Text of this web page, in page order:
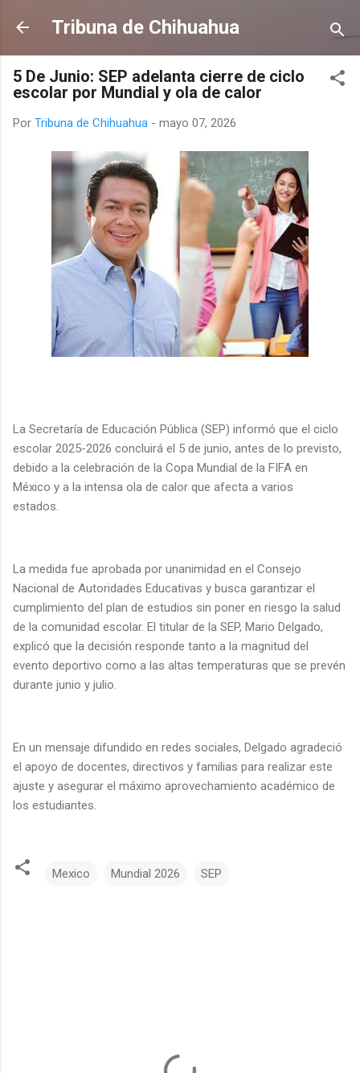
Ir al contenido principal
Tribuna de Chihuahua
5 De Junio: SEP adelanta cierre de ciclo
escolar por Mundial y ola de calor
Por Tribuna de Chihuahua - mayo 07, 2026
La Secretaría de Educación Pública (SEP) informó que el ciclo
escolar 2025-2026 concluirá el 5 de junio, antes de lo previsto,
debido a la celebración de la Copa Mundial de la FIFA en
México y a la intensa ola de calor que afecta a varios
estados.
La medida fue aprobada por unanimidad en el Consejo
Nacional de Autoridades Educativas y busca garantizar el
cumplimiento del plan de estudios sin poner en riesgo la salud
de la comunidad escolar. El titular de la SEP, Mario Delgado,
explicó que la decisión responde tanto a la magnitud del
evento deportivo como a las altas temperaturas que se prevén
durante junio y julio.
En un mensaje difundido en redes sociales, Delgado agradeció
el apoyo de docentes, directivos y familias para realizar este
ajuste y asegurar el máximo aprovechamiento académico de
los estudiantes.
Mexico Mundial 2026 SEP